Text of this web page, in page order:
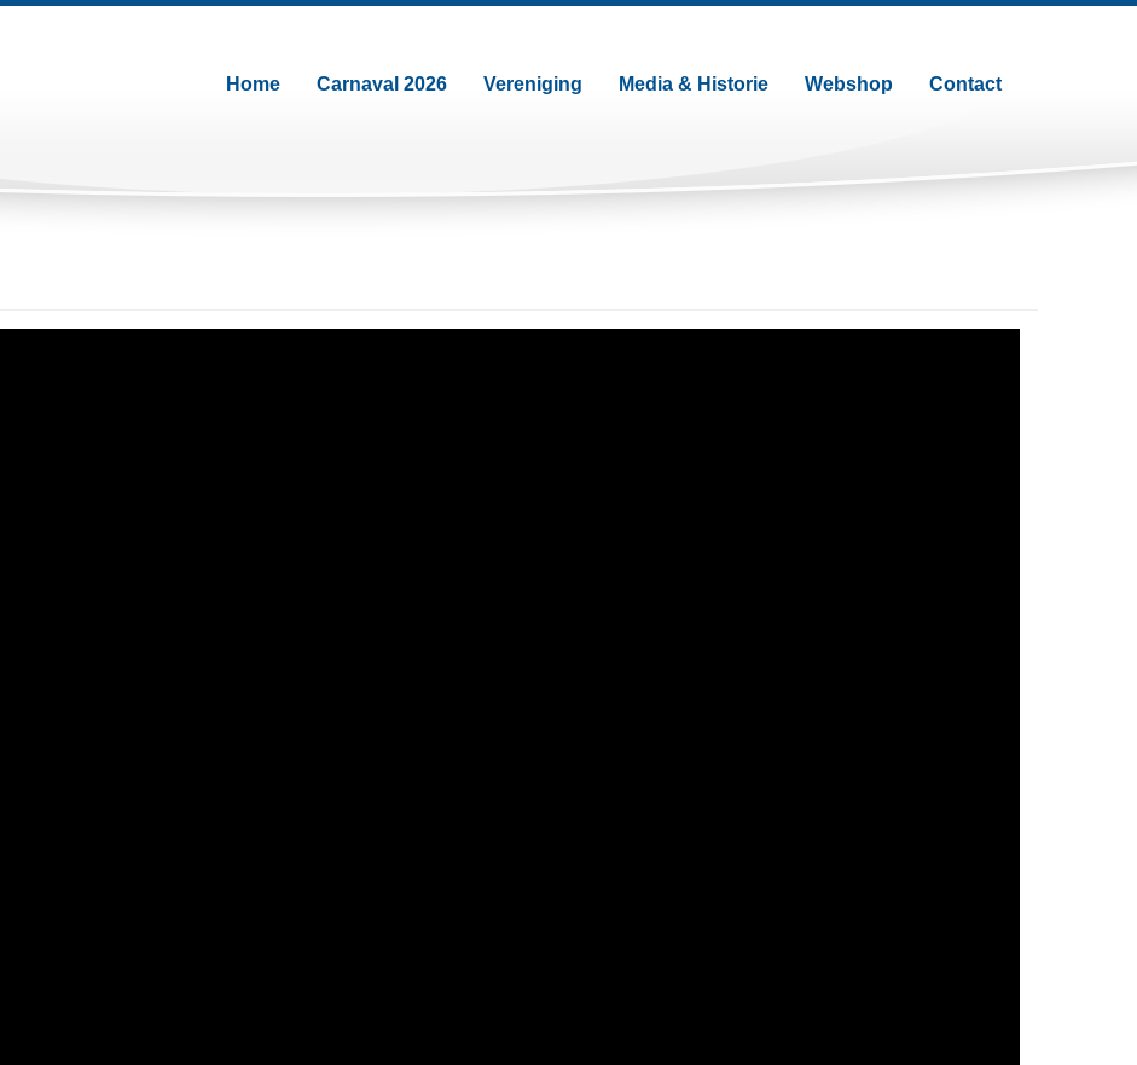
Home Carnaval 2026 Vereniging Media & Historie Webshop Contact